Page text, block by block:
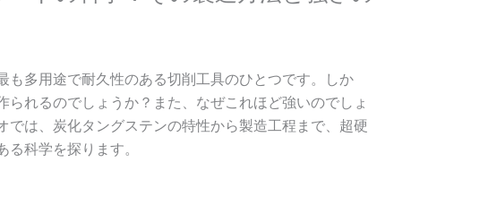
も多用途で耐久性のある切削工具のひとつです。しか
られるのでしょうか？また、なぜこれほど強いのでしょ
では、炭化タングステンの特性から製造工程まで、超硬
る科学を探ります。